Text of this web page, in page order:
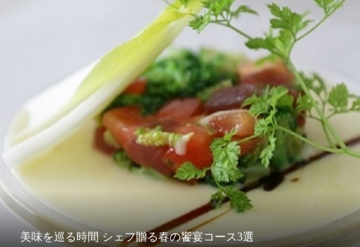
美味を巡る時間 シェフ贈る春の饗宴コース3選